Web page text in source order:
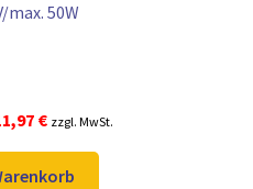
50W
€Aktueller
Preis
ist:
zzgl. MwSt.